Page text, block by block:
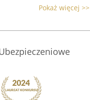
Pokaż więcej >>